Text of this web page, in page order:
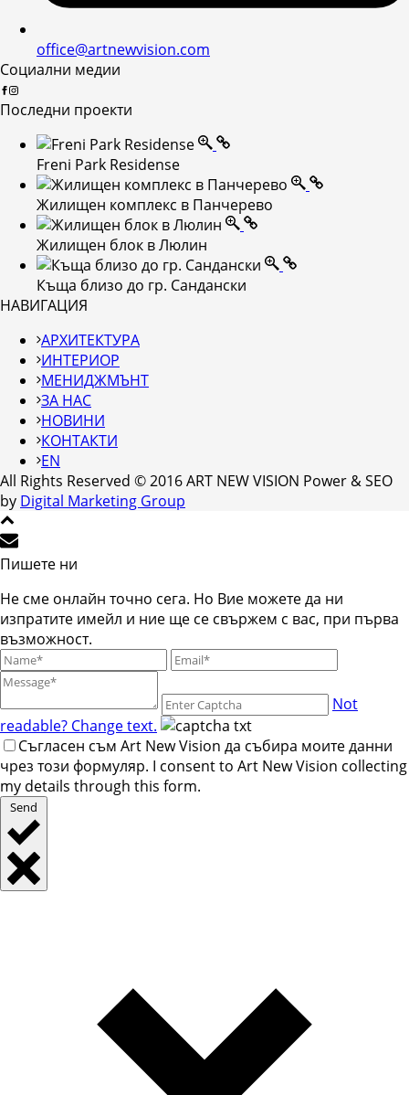
office@artnewvision.com
Социални медии
Последни проекти
Freni Park Residense
Жилищен комплекс в Панчерево
Жилищен блок в Люлин
Къща близо до гр. Сандански
НАВИГАЦИЯ
АРХИТЕКТУРА
ИНТЕРИОР
МЕНИДЖМЪНТ
ЗА НАС
НОВИНИ
КОНТАКТИ
EN
All Rights Reserved © 2016 ART NEW VISION Power & SEO
by Digital Marketing Group
Пишете ни
Не сме онлайн точно сега. Но Вие можете да ни
изпратите имейл и ние ще се свържем с вас, при първа
възможност.
Not
readable? Change text.
Съгласен съм Art New Vision да събира моите данни
чрез този формуляр. I consent to Art New Vision collecting
my details through this form.
Send